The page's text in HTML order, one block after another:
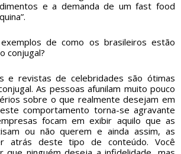
e a demanda de um fast food
de como os brasileiros estão
conjugal?
e revistas de celebridades são ótimas
As pessoas afunilam muito pouco
sobre o que realmente desejam em
comportamento torna-se agravante
focam em exibir aquilo que as
ou não querem e ainda assim, as
atrás deste tipo de conteúdo. Você